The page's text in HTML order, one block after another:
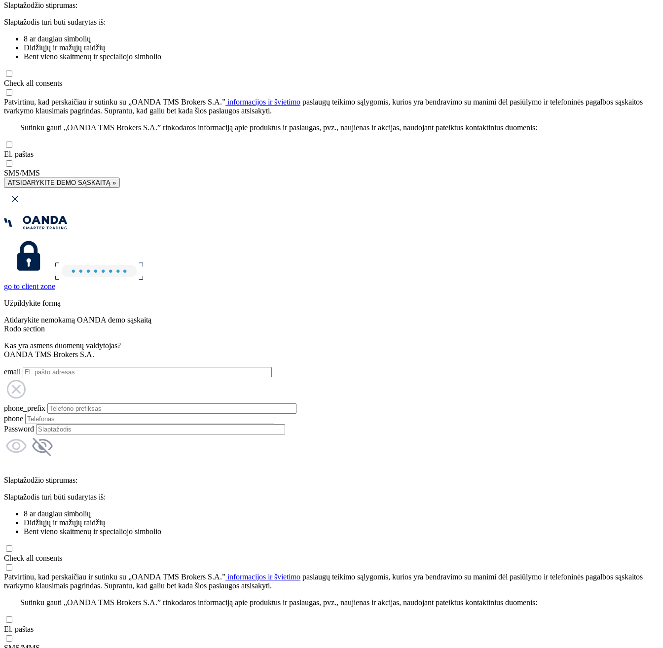
Slaptažodžio stiprumas:
Slaptažodis turi būti sudarytas iš:
8 ar daugiau simbolių
Didžiųjų ir mažųjų raidžių
Bent vieno skaitmenų ir specialiojo simbolio
Check all consents
Patvirtinu, kad perskaičiau ir sutinku su „OANDA TMS Brokers S.A.” informacijos ir švietimo paslaugų teikimo sąlygomis, kurios yra bendravimo su manimi dėl pasiūlymo ir telefoninės pagalbos sąskaitos
tvarkymo klausimais pagrindas. Suprantu, kad galiu bet kada šios paslaugos atsisakyti.
Sutinku gauti „OANDA TMS Brokers S.A.” rinkodaros informaciją apie produktus ir paslaugas, pvz., naujienas ir akcijas, naudojant pateiktus kontaktinius duomenis:
El. paštas
SMS/MMS
ATSIDARYKITE DEMO SĄSKAITĄ »
go to client zone
Užpildykite formą
Atidarykite nemokamą OANDA demo sąskaitą
Rodo section
Kas yra asmens duomenų valdytojas?
OANDA TMS Brokers S.A.
email
phone_prefix
phone
Password
Slaptažodžio stiprumas:
Slaptažodis turi būti sudarytas iš:
8 ar daugiau simbolių
Didžiųjų ir mažųjų raidžių
Bent vieno skaitmenų ir specialiojo simbolio
Check all consents
Patvirtinu, kad perskaičiau ir sutinku su „OANDA TMS Brokers S.A.” informacijos ir švietimo paslaugų teikimo sąlygomis, kurios yra bendravimo su manimi dėl pasiūlymo ir telefoninės pagalbos sąskaitos
tvarkymo klausimais pagrindas. Suprantu, kad galiu bet kada šios paslaugos atsisakyti.
Sutinku gauti „OANDA TMS Brokers S.A.” rinkodaros informaciją apie produktus ir paslaugas, pvz., naujienas ir akcijas, naudojant pateiktus kontaktinius duomenis:
El. paštas